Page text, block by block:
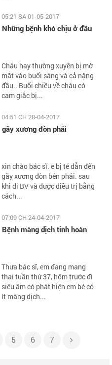
05:21 SA 01-05-2017
Những bệnh khó chịu ở đầu
Cháu hay thường xuyên bị mờ
mắt vào buổi sáng và cả nặng
đầu.. Buổi chiều về cháu có
cam giắc bị...
04:51 CH 28-04-2017
gãy xương đòn phải
xin chào bác sĩ. e bị té dẫn đến
gãy xương đòn bên phải. sau
khi đi BV và được điều trị bằng
cách...
07:09 CH 24-04-2017
Bệnh màng dịch tinh hoàn
Thưa bác sĩ, em đang mang
thai tuần thứ 37, hôm trước đi
siêu âm có phát hiện em bé có
ít màng dịch...
5 6 7